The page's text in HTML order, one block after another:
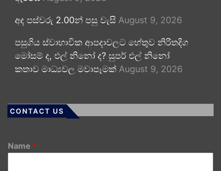
අද පස්වරු 2.00න් පසු වැසි August 9, 2026
පසුගිය ස්වාභාවික ආපදාවලට හේතුව නිරිතදිග
මෝසම් ද, එල් නිනෝ ද? සුපර් එල් නිනෝ
කතාව මාධ්‍යවල මවාපෑමක් August 9, 2026
CONTACT US
Name *